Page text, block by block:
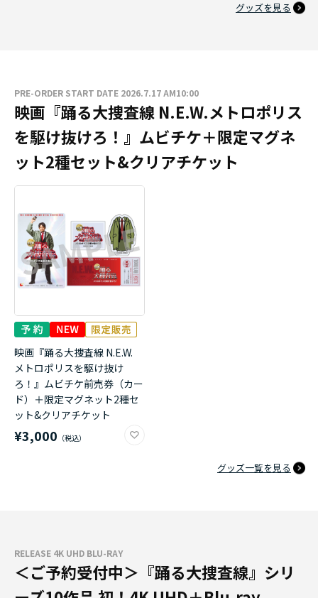
グッズを見る
PRE-ORDER START DATE 2026.7.17 AM10:00
映画『踊る大捜査線 N.E.W.メトロポリス
を駆け抜けろ！』ムビチケ＋限定マグネ
ット2種セット&クリアチケット
映画『踊る大捜査線 N.E.W.
メトロポリスを駆け抜け
ろ！』ムビチケ前売券（カー
ド）＋限定マグネット2種セ
ット&クリアチケット
¥3,000
グッズ一覧を見る
RELEASE 4K UHD BLU-RAY
＜ご予約受付中＞『踊る大捜査線』シリ